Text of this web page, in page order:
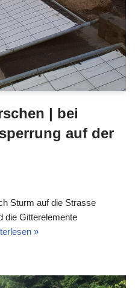
| bei
auf der
Sturm auf die Strasse
die Gitterelemente
»